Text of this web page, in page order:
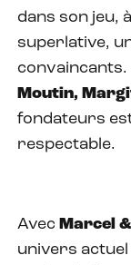
dans son jeu,
superlative,
convaincants.
Moutin,
fondateurs
respectable.
Avec Marcel
univers actuel